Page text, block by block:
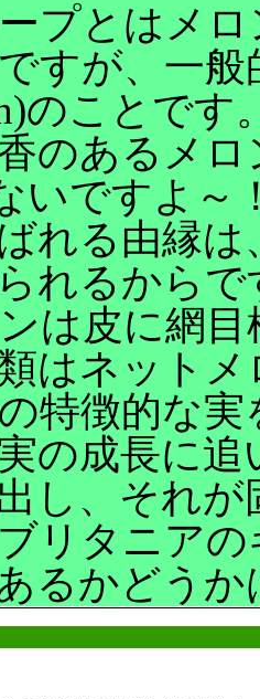
プとはメ
すが、一
のことです
のあるメ
いですよ
れる由縁
れるからで
は皮に網
はネット
特徴的な
の成長に
し、それ
リタニア
るかどう